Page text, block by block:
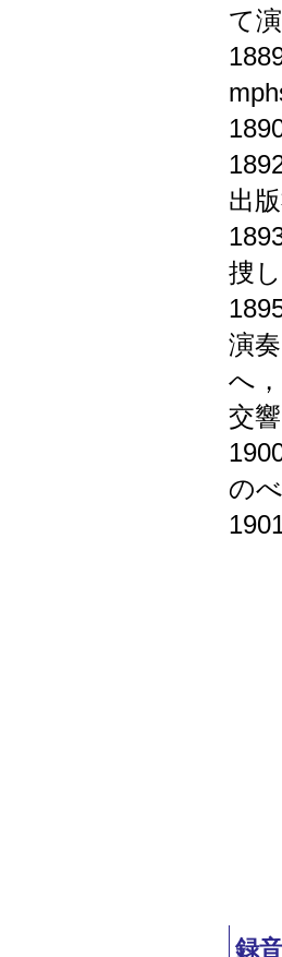
て
出
捜
演
へ
交
の
録